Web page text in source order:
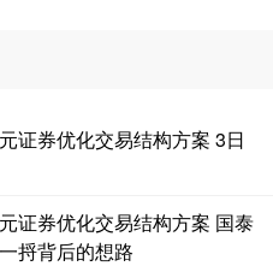
证券优化交易结构方案 3日
证券优化交易结构方案 国泰
捋背后的想路